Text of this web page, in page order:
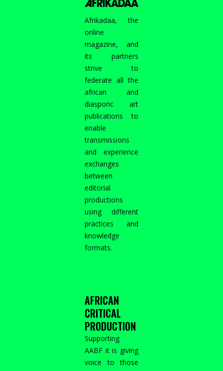
Afrikadaa, the
online
magazine, and
its partners
strive to
federate all the
african and
diasporic art
publications to
enable
transmissions
and experience
exchanges
between
editorial
productions
using different
practices and
knowledge
formats.
AFRICAN
CRITICAL
PRODUCTION
Supporting
AABF it is giving
voice to those